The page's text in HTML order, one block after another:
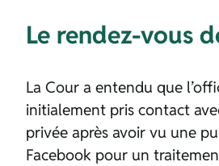
Le rendez-vous
La Cour a entendu que
initialement pris contact
privée après avoir vu une
Facebook pour un